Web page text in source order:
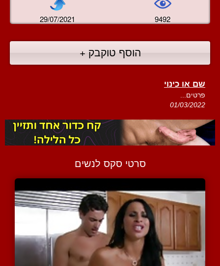
29/07/2021 9492
הוסף טוקבק +
שם או כינוי
פרטים...
01/03/2022
סרטי סקס לנשים